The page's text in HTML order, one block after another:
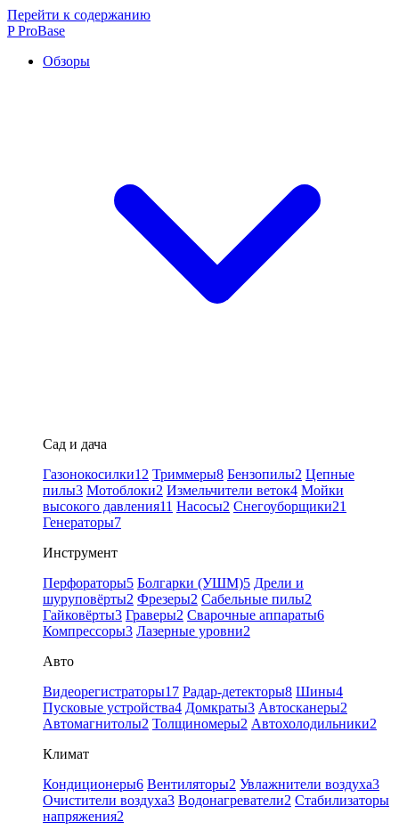
Перейти к содержанию
P ProBase
Обзоры
Сад и дача
Газонокосилки12 Триммеры8 Бензопилы2 Цепные
пилы3 Мотоблоки2 Измельчители веток4 Мойки
высокого давления11 Насосы2 Снегоуборщики21
Генераторы7
Инструмент
Перфораторы5 Болгарки (УШМ)5 Дрели и
шуруповёрты2 Фрезеры2 Сабельные пилы2
Гайковёрты3 Граверы2 Сварочные аппараты6
Компрессоры3 Лазерные уровни2
Авто
Видеорегистраторы17 Радар-детекторы8 Шины4
Пусковые устройства4 Домкраты3 Автосканеры2
Автомагнитолы2 Толщиномеры2 Автохолодильники2
Климат
Кондиционеры6 Вентиляторы2 Увлажнители воздуха3
Очистители воздуха3 Водонагреватели2 Стабилизаторы
напряжения2